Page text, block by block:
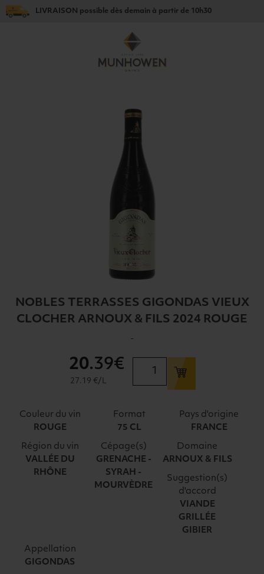
LIVRAISON possible dès demain à partir de 10h30
NOBLES TERRASSES GIGONDAS VIEUX
CLOCHER ARNOUX & FILS 2024 ROUGE
-
NOBLES
CLOCHER
ARNOUX
&
20.39€
27.19 €/L
Couleur du vin
ROUGE
Format
75 CL
Pays d'origine
FRANCE
Région du vin
VALLÉE DU
RHÔNE
Cépage(s)
GRENACHE -
SYRAH -
MOURVÈDRE
Domaine
ARNOUX & FILS
Suggestion(s)
d'accord
VIANDE
GRILLÉE
GIBIER
Appellation
GIGONDAS